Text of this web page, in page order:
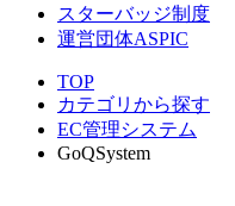
スターバッジ制度
運営団体ASPIC
TOP
カテゴリから探す
EC管理システム
GoQSystem